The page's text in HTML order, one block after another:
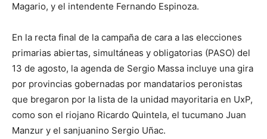
Magario, y el intendente Fernando Espinoza.
En la recta final de la campaña de cara a las elecciones
primarias abiertas, simultáneas y obligatorias (PASO) del
13 de agosto, la agenda de Sergio Massa incluye una gira
por provincias gobernadas por mandatarios peronistas
que bregaron por la lista de la unidad mayoritaria en UxP,
como son el riojano Ricardo Quintela, el tucumano Juan
Manzur y el sanjuanino Sergio Uñac.